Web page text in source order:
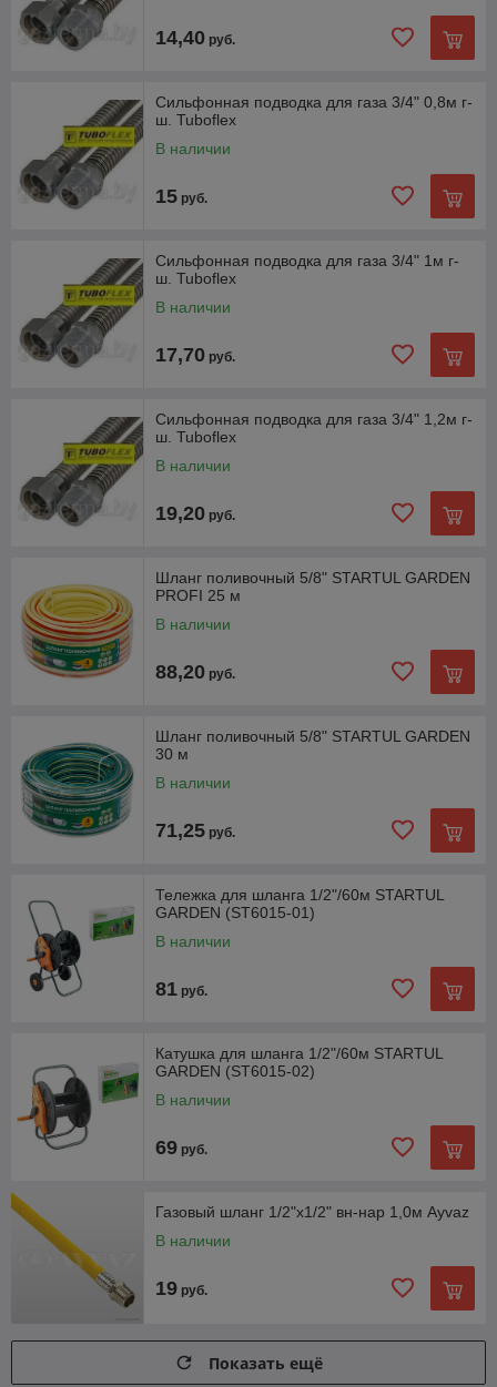
14,40 руб.
Сильфонная подводка для газа 3/4" 0,8м г-
ш. Tuboflex
В наличии
15 руб.
Сильфонная подводка для газа 3/4" 1м г-
ш. Tuboflex
В наличии
17,70 руб.
Сильфонная подводка для газа 3/4" 1,2м г-
ш. Tuboflex
В наличии
19,20 руб.
Шланг поливочный 5/8" STARTUL GARDEN
PROFI 25 м
В наличии
88,20 руб.
Шланг поливочный 5/8" STARTUL GARDEN
30 м
В наличии
71,25 руб.
Тележка для шланга 1/2"/60м STARTUL
GARDEN (ST6015-01)
В наличии
81 руб.
Катушка для шланга 1/2"/60м STARTUL
GARDEN (ST6015-02)
В наличии
69 руб.
Газовый шланг 1/2"х1/2" вн-нар 1,0м Ayvaz
В наличии
19 руб.
Показать ещё